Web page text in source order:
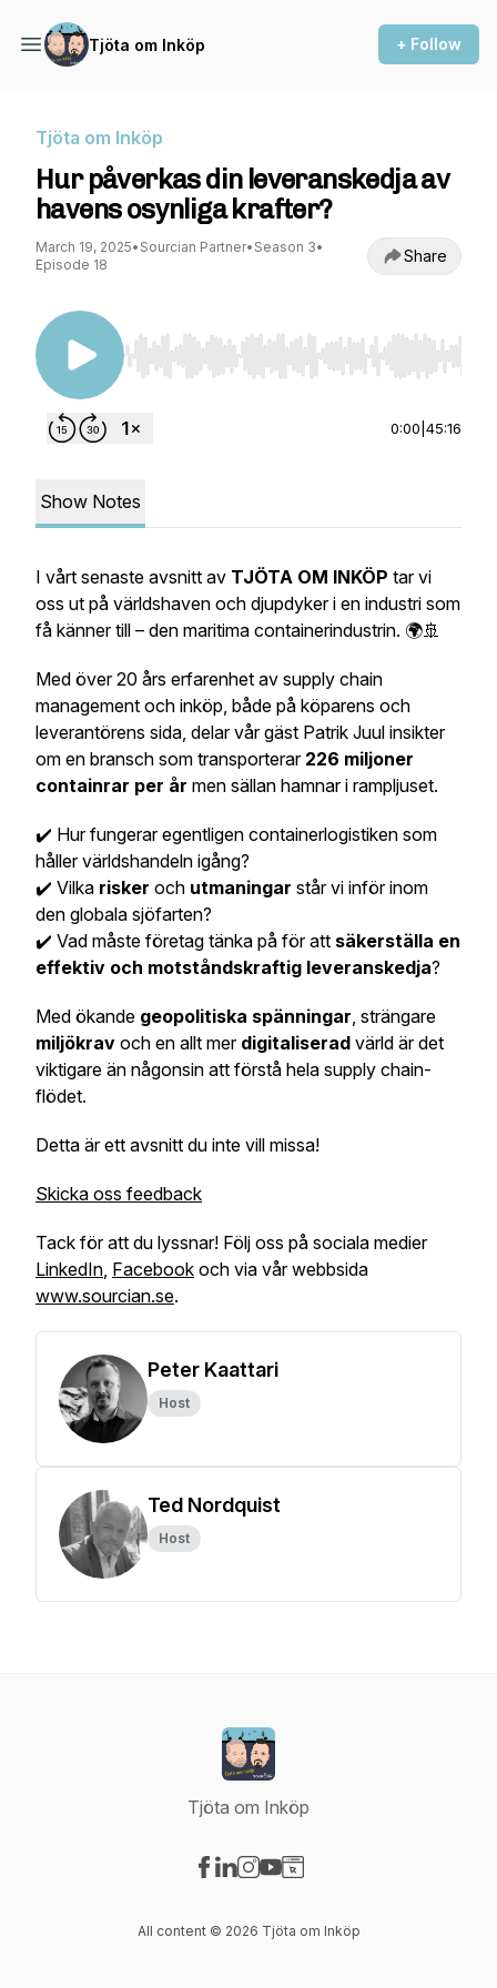
Tjöta om Inköp + Follow
Tjöta om Inköp
Hur påverkas din leveranskedja av
havens osynliga krafter?
March 19, 2025• Sourcian Partner• Season 3•
Episode 18
Share
Use Left/Right to seek, Home/End to jump to
0:00 45:16
Show Notes
I vårt senaste avsnitt av TJÖTA OM INKÖP tar vi
oss ut på världshaven och djupdyker i en industri som
få känner till – den maritima containerindustrin. 🌍🚢
Med över 20 års erfarenhet av supply chain
management och inköp, både på köparens och
leverantörens sida, delar vår gäst Patrik Juul insikter
om en bransch som transporterar 226 miljoner
containrar per år men sällan hamnar i rampljuset.
✔️ Hur fungerar egentligen containerlogistiken som
håller världshandeln igång?
✔️ Vilka risker och utmaningar står vi inför inom
den globala sjöfarten?
✔️ Vad måste företag tänka på för att säkerställa en
effektiv och motståndskraftig leveranskedja?
Med ökande geopolitiska spänningar, strängare
miljökrav och en allt mer digitaliserad värld är det
viktigare än någonsin att förstå hela supply chain-
flödet.
Detta är ett avsnitt du inte vill missa!
Skicka oss feedback
Tack för att du lyssnar! Följ oss på sociala medier
LinkedIn, Facebook och via vår webbsida
www.sourcian.se.
Peter Kaattari
Host
Ted Nordquist
Host
Tjöta om Inköp
All content © 2026 Tjöta om Inköp